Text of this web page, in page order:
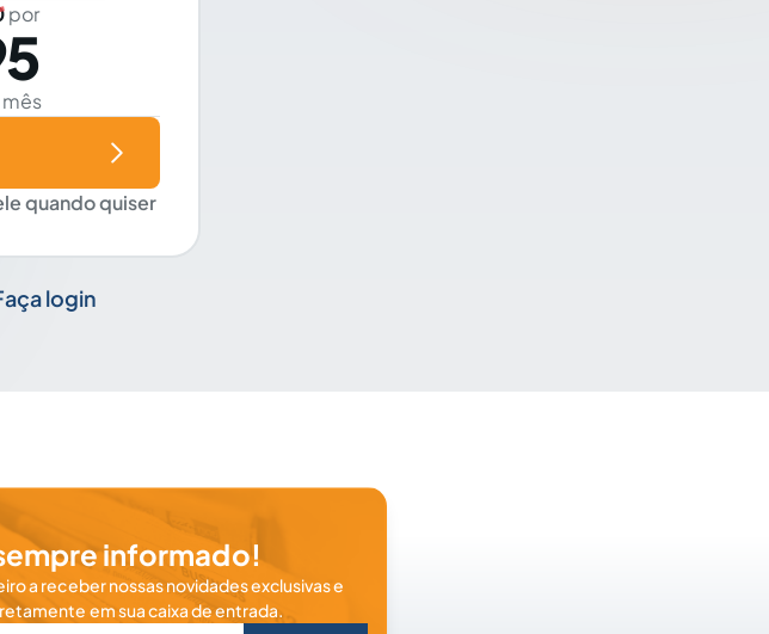
por
quando quiser
login
informado!
a receber nossas novidades exclusivas e
em sua caixa de entrada.